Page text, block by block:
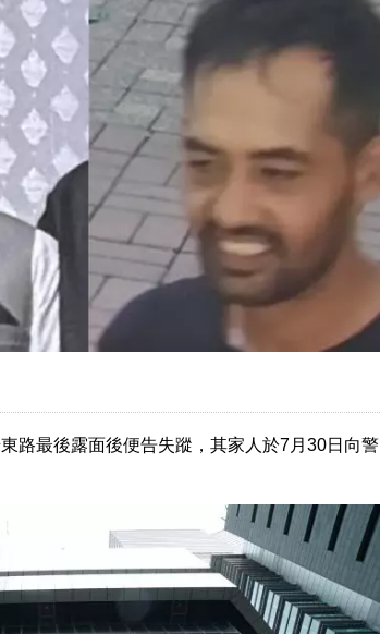
路最後露面後便告失蹤，其家人於7月30日向警